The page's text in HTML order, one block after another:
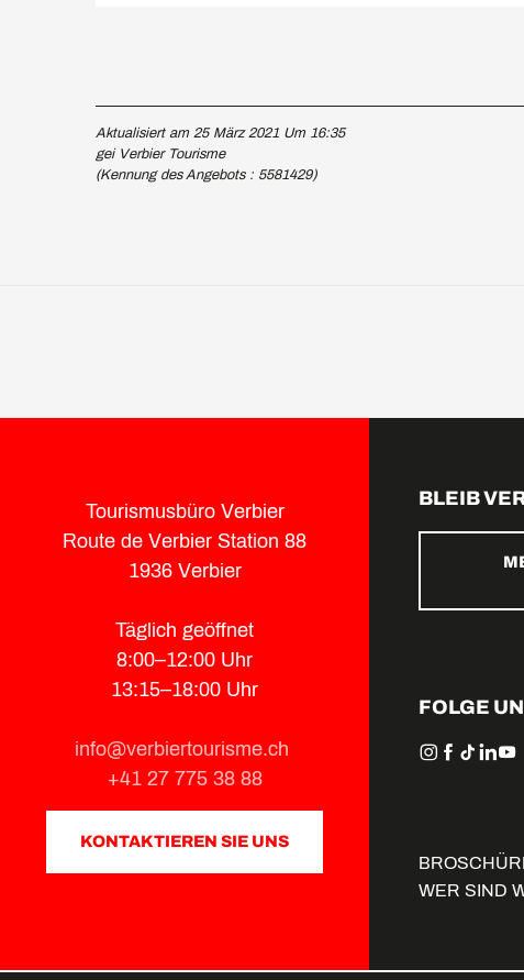
Aktualisiert am 25 März 2021 Um 16:35
gei Verbier Tourisme
(Kennung des Angebots : 5581429)
Tourismusbüro Verbier
Route de Verbier Station 88
1936 Verbier
Täglich geöffnet
8:00–12:00 Uhr
13:15–18:00 Uhr
info@verbiertourisme.ch
+41 27 775 38 88
KONTAKTIEREN SIE UNS
BLEIB
FOLGE
WER SIND